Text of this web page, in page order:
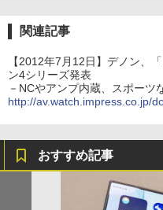
関連記事
【2012年7月12日】デノン、
ン4シリーズ発表
－NCやアンプ内蔵、スポーツ
http://av.watch.impress.co.jp/
おすすめ記事